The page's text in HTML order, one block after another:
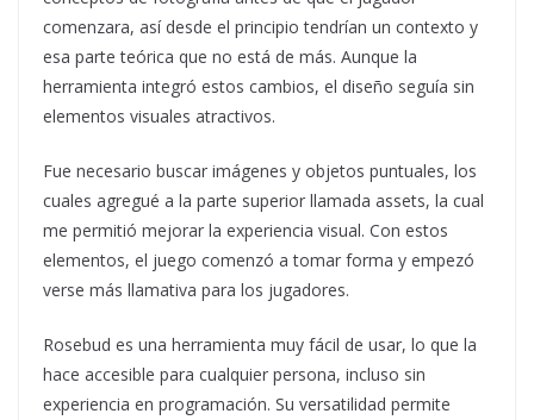
comenzara, así desde el principio tendrían un contexto y
esa parte teórica que no está de más. Aunque la
herramienta integró estos cambios, el diseño seguía sin
elementos visuales atractivos.
Fue necesario buscar imágenes y objetos puntuales, los
cuales agregué a la parte superior llamada assets, la cual
me permitió mejorar la experiencia visual. Con estos
elementos, el juego comenzó a tomar forma y empezó
verse más llamativa para los jugadores.
Rosebud es una herramienta muy fácil de usar, lo que la
hace accesible para cualquier persona, incluso sin
experiencia en programación. Su versatilidad permite